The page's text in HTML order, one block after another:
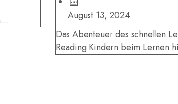
August 13, 2024
Das Abenteuer des schnellen
Reading Kindern beim Lernen